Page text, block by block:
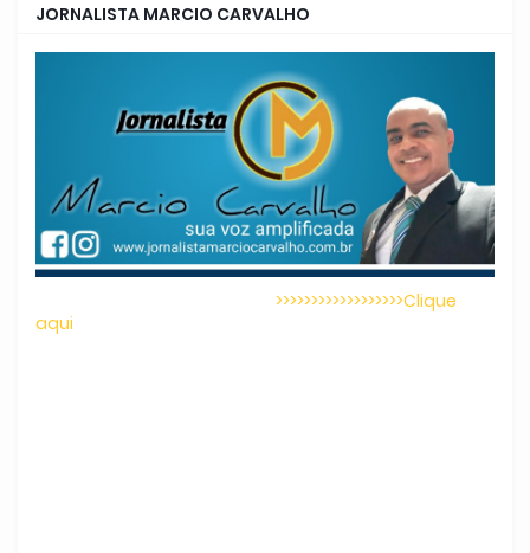
JORNALISTA MARCIO CARVALHO
>>>>>>>>>>>>>>>>>>Clique
aqui